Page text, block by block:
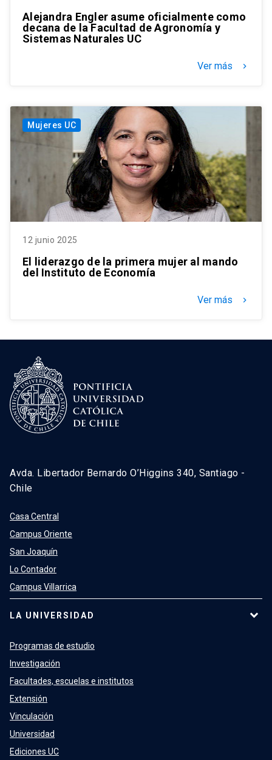
Alejandra Engler asume oficialmente como
decana de la Facultad de Agronomía y
Sistemas Naturales UC
Ver más keyboard_arrow_right
Mujeres UC
12 junio 2025
El liderazgo de la primera mujer al mando
del Instituto de Economía
Ver más keyboard_arrow_right
Avda. Libertador Bernardo O’Higgins 340, Santiago -
Chile
Casa Central
Campus Oriente
San Joaquín
Lo Contador
Campus Villarrica
LA UNIVERSIDAD
Programas de estudio
Investigación
Facultades, escuelas e institutos
Extensión
Vinculación
Universidad
Ediciones UC